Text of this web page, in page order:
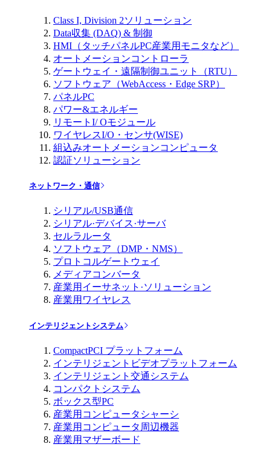
Class I, Division 2ソリューション
Data収集 (DAQ) & 制御
HMI（タッチパネルPC産業用モニタなど）
オートメーションコントローラ
ゲートウェイ・遠隔制御ユニット（RTU）
ソフトウェア（WebAccess・Edge SRP）
パネルPC
パワー&エネルギー
リモートI/ Oモジュール
ワイヤレスI/O・センサ(WISE)
組込みオートメーションコンピュータ
認証ソリューション
ネットワーク・通信
シリアル/USB通信
シリアル·デバイス·サーバ
セルラルータ
ソフトウェア（DMP・NMS）
プロトコルゲートウェイ
メディアコンバータ
産業用イーサネット·ソリューション
産業用ワイヤレス
インテリジェントシステム
CompactPCI プラットフォーム
インテリジェントビデオプラットフォーム
インテリジェント交通システム
コンパクトシステム
ボックス型PC
産業用コンピュータシャーシ
産業用コンピュータ周辺機器
産業用マザーボード